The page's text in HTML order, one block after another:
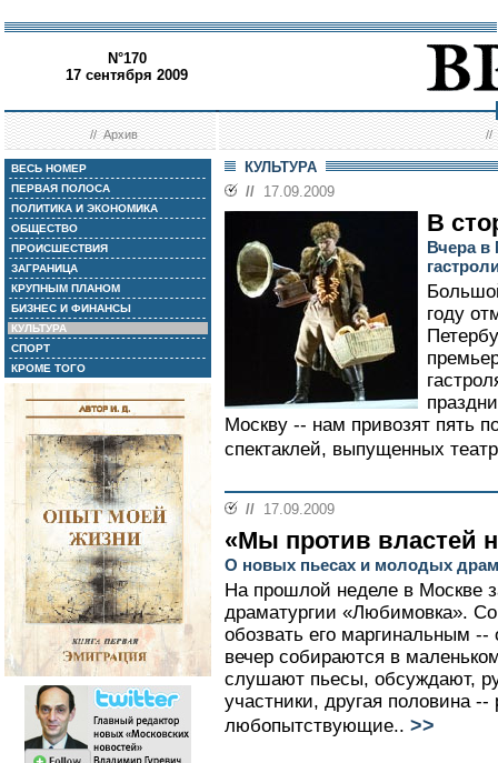
N°170
17 сентября 2009
//Архив //
ВЕСЬ НОМЕР
ПЕРВАЯ ПОЛОСА
ПОЛИТИКА И ЭКОНОМИКА
ОБЩЕСТВО
ПРОИСШЕСТВИЯ
ЗАГРАНИЦА
КРУПНЫМ ПЛАНОМ
БИЗНЕС И ФИНАНСЫ
КУЛЬТУРА
СПОРТ
КРОМЕ ТОГО
КУЛЬТУРА
// 17.09.2009
В
Вчера
году
Москву -- нам привозят пять
спектаклей, выпущенных
// 17.09.2009
«Мы против властей
О новых пьесах и молодых
На прошлой неделе в Москве
драматургии «Любимовка».
обозвать его маргинальным --
вечер собираются в
слушают пьесы, обсуждают,
участники, другая половина --
любопытствующие.. >>